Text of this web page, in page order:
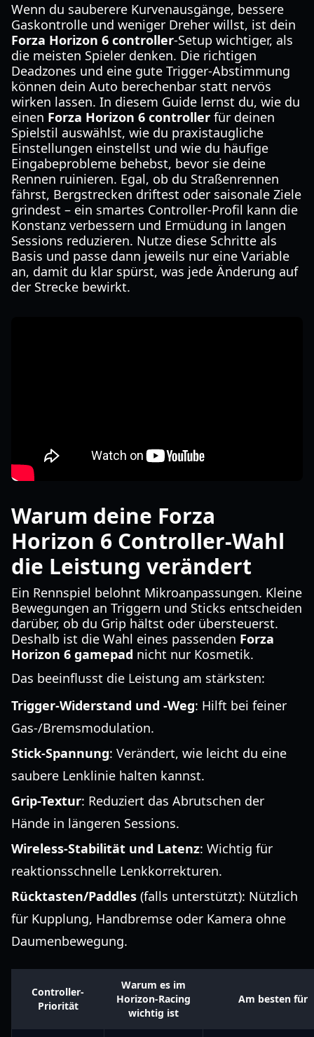
Wenn du sauberere Kurvenausgänge, bessere
Gaskontrolle und weniger Dreher willst, ist dein
Forza Horizon 6 controller-Setup wichtiger, als
die meisten Spieler denken. Die richtigen
Deadzones und eine gute Trigger-Abstimmung
können dein Auto berechenbar statt nervös
wirken lassen. In diesem Guide lernst du, wie du
einen Forza Horizon 6 controller für deinen
Spielstil auswählst, wie du praxistaugliche
Einstellungen einstellst und wie du häufige
Eingabeprobleme behebst, bevor sie deine
Rennen ruinieren. Egal, ob du Straßenrennen
fährst, Bergstrecken driftest oder saisonale Ziele
grindest – ein smartes Controller-Profil kann die
Konstanz verbessern und Ermüdung in langen
Sessions reduzieren. Nutze diese Schritte als
Basis und passe dann jeweils nur eine Variable
an, damit du klar spürst, was jede Änderung auf
der Strecke bewirkt.
Warum deine Forza
Horizon 6 Controller-Wahl
die Leistung verändert
Ein Rennspiel belohnt Mikroanpassungen. Kleine
Bewegungen an Triggern und Sticks entscheiden
darüber, ob du Grip hältst oder übersteuerst.
Deshalb ist die Wahl eines passenden Forza
Horizon 6 gamepad nicht nur Kosmetik.
Das beeinflusst die Leistung am stärksten:
Trigger-Widerstand und -Weg: Hilft bei feiner
Gas-/Bremsmodulation.
Stick-Spannung: Verändert, wie leicht du eine
saubere Lenklinie halten kannst.
Grip-Textur: Reduziert das Abrutschen der
Hände in längeren Sessions.
Wireless-Stabilität und Latenz: Wichtig für
reaktionsschnelle Lenkkorrekturen.
Rücktasten/Paddles (falls unterstützt): Nützlich
für Kupplung, Handbremse oder Kamera ohne
Daumenbewegung.
Controller-
Priorität
Warum es im
Horizon-Racing
wichtig ist
Am besten für